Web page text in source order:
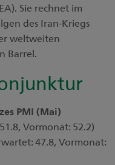
Sie rechnet im
des Iran-Kriegs
weltweiten
Barrel.
PMI (Mai)
Vormonat: 52.2)
47.8, Vormonat: